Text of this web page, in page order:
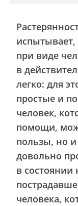
при виде
в
легко: для
простые и
человек,
помощи,
пользы, но
довольно
в состоянии
человека,